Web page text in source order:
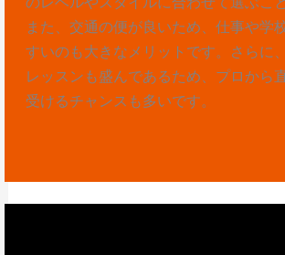
また、交通の便が良いため、仕事や学
すいのも大きなメリットです。さらに
レッスンも盛んであるため、プロから
受けるチャンスも多いです。